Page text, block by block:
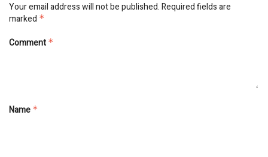
Your email address will not be published.Required fields are
marked *
Comment *
Name *